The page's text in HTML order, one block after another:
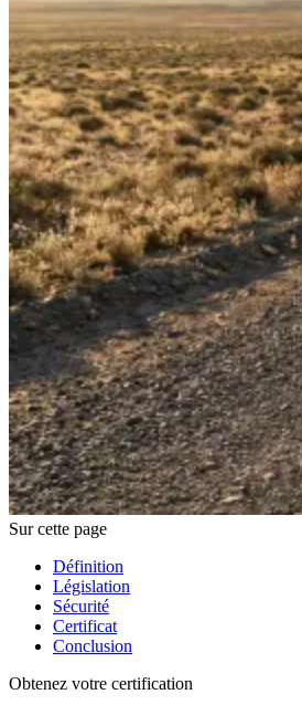
Sur cette page
Définition
Législation
Sécurité
Certificat
Conclusion
Obtenez votre certification